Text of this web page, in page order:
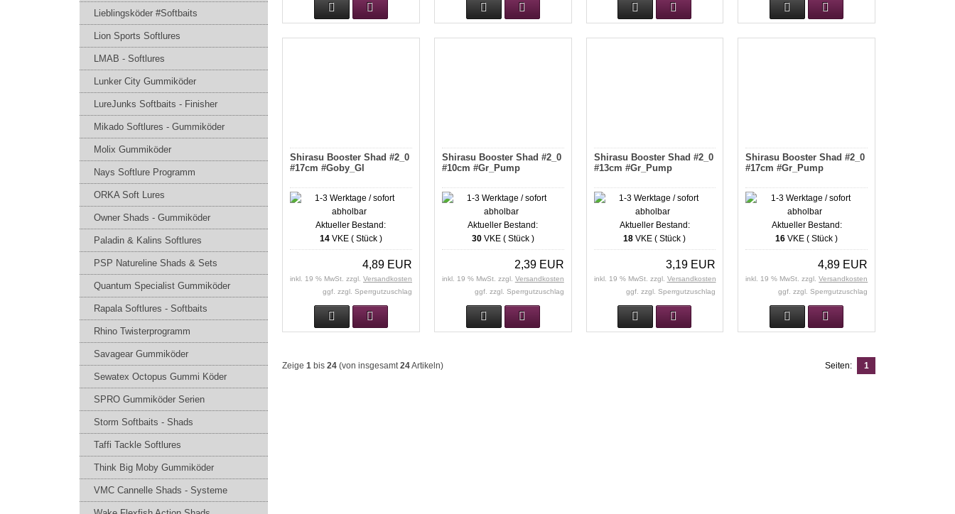
Shirasu Booster Shad #2_0
#17cm #Goby_Gl
Aktueller Bestand:
14VKE ( Stück )
4,89 EUR
inkl. 19 % MwSt. zzgl. Versandkosten
ggf. zzgl. Sperrgutzuschlag
Shirasu Booster Shad #2_0
#10cm #Gr_Pump
Aktueller Bestand:
30VKE ( Stück )
2,39 EUR
inkl. 19 % MwSt. zzgl. Versandkosten
ggf. zzgl. Sperrgutzuschlag
Shirasu Booster Shad #2_0
#13cm #Gr_Pump
Aktueller Bestand:
18 VKE ( Stück )
3,19 EUR
inkl. 19 % MwSt. zzgl. Versandkosten
ggf. zzgl. Sperrgutzuschlag
Shirasu Booster Shad #2_0
#17cm #Gr_Pump
Aktueller Bestand:
16 VKE ( Stück )
4,89 EUR
inkl. 19 % MwSt. zzgl.Versandkosten
ggf. zzgl. Sperrgutzuschlag
Zeige 1 bis 24 (von insgesamt 24Artikeln) Seiten: 1
Lieblingsköder #Softbaits
Lion Sports Softlures
LMAB - Softlures
Lunker City Gummiköder
LureJunks Softbaits - Finisher
Mikado Softlures - Gummiköder
Molix Gummiköder
Nays Softlure Programm
ORKA Soft Lures
Owner Shads - Gummiköder
Paladin & Kalins Softlures
PSP Natureline Shads & Sets
Quantum Specialist Gummiköder
Rapala Softlures - Softbaits
Rhino Twisterprogramm
Savagear Gummiköder
Sewatex Octopus Gummi Köder
SPRO Gummiköder Serien
Storm Softbaits - Shads
Taffi Tackle Softlures
Think Big Moby Gummiköder
VMC Cannelle Shads - Systeme